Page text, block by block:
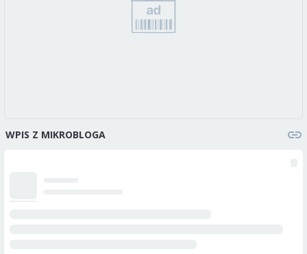
WPIS Z MIKROBLOGA